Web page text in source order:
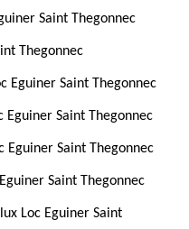
Saint Thegonnec
Thegonnec
Eguiner Saint Thegonnec
Eguiner Saint Thegonnec
Eguiner Saint Thegonnec
Saint Thegonnec
Loc Eguiner Saint